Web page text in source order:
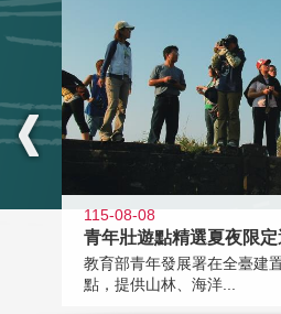
115-08-08
青年壯遊點精選夏夜限
教育部青年發展署在全臺建
點，提供山林、海洋...